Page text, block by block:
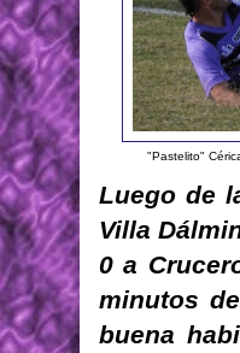
"Pastelito"
Luego de
Villa
0 a
minutos
buena